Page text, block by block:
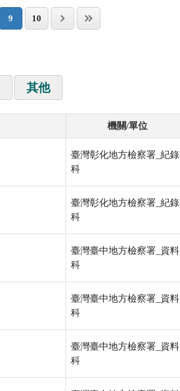
9 10
其他
機關/單位
臺灣彰化地方檢察署_紀錄
科
臺灣彰化地方檢察署_紀錄
科
臺灣臺中地方檢察署_資料
科
臺灣臺中地方檢察署_資料
科
臺灣臺中地方檢察署_資料
科